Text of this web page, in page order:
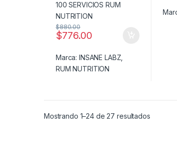
$776.00
$880.00
Marca:INSANE LABZ
RUM NUTRITION
Mostrando 1–24 de 27 resultados